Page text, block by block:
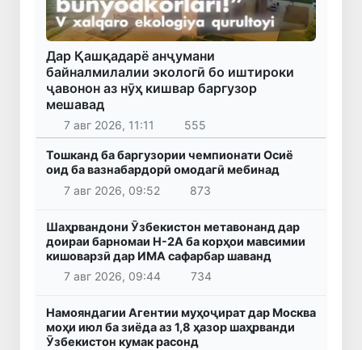
Дар Қашқадарё анҷумани
байналмилалии экологӣ бо иштироки
ҷавонон аз нӯҳ кишвар баргузор
мешавад
7 авг 2026, 11:11 555
Тошканд ба баргузории чемпионати Осиё
оид ба вазнабардорӣ омодагӣ мебинад
7 авг 2026, 09:52
873
Шаҳрвандони Ӯзбекистон метавонанд дар
доираи барномаи H-2A ба корҳои мавсимии
кишоварзӣ дар ИМА сафарбар шаванд
7 авг 2026, 09:44
734
Намояндагии Агентии муҳоҷират дар Москва
моҳи июл ба зиёда аз 1,8 ҳазор шаҳрванди
Ӯзбекистон кумак расонд